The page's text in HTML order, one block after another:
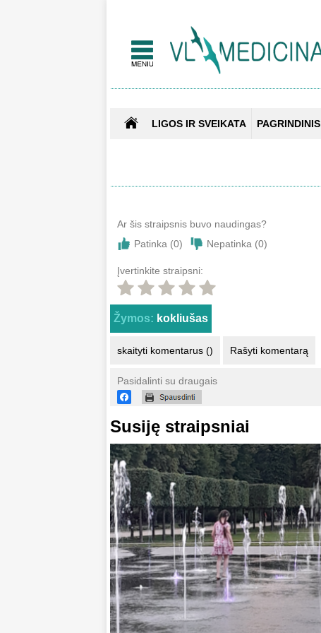
LIGOS IR SVEIKATA PAGRINDINIS
Ar šis straipsnis buvo naudingas?
Patinka (0) Nepatinka (0)
Įvertinkite straipsni:
Žymos: kokliušas
skaityti komentarus () Rašyti komentarą
Pasidalinti su draugais
Susiję straipsniai